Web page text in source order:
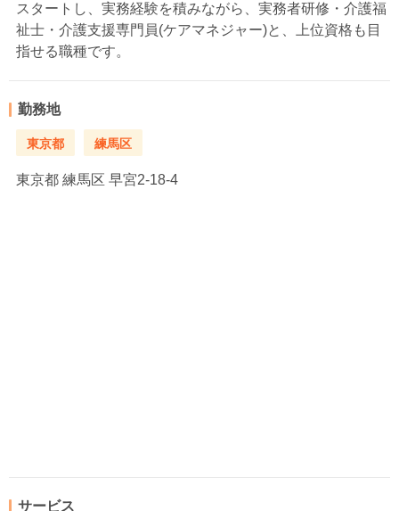
スタートし、実務経験を積みながら、実務者研修・介護福
祉士・介護支援専門員(ケアマネジャー)と、上位資格も目
指せる職種です。
勤務地
東京都 練馬区
東京都 練馬区 早宮2-18-4
サービス